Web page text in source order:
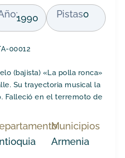
1990 Pistas0
00012
(bajista) «La polla ronca»
Su trayectoria musical la
Falleció en el terremoto de
Municipios
Armenia